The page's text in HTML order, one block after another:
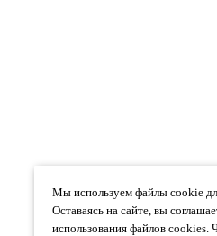
Мы используем файлы cookie
Оставаясь на сайте, вы
использования файлов cookies.